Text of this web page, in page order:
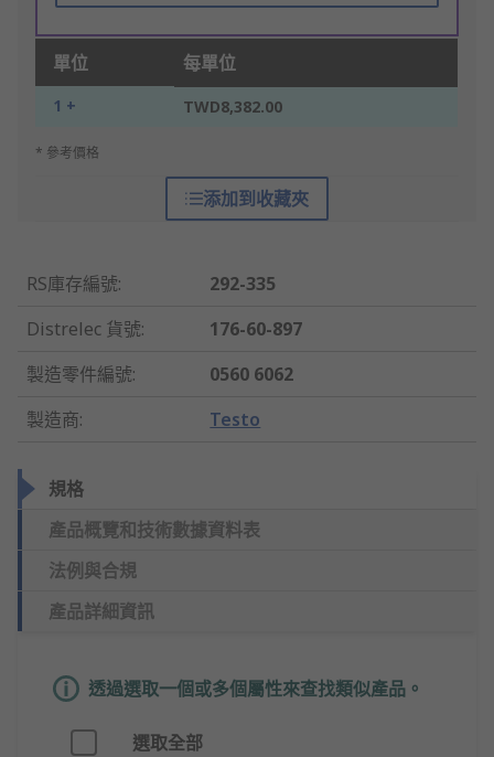
單位 每單位
1 + TWD8,382.00
* 參考價格
添加到收藏夾
RS庫存編號:
292-335
Distrelec 貨號:
176-60-897
製造零件編號:
0560 6062
製造商: Testo
規格
產品概覽和技術數據資料表
法例與合規
產品詳細資訊
透過選取一個或多個屬性來查找類似產品。
選取全部